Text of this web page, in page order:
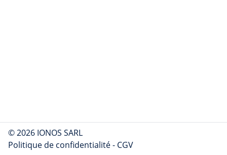
© 2026 IONOS SARL
Politique de confidentialité- CGV